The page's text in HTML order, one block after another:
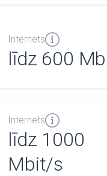
Internets
līdz 600
Internets
līdz 1000
Mbit/s